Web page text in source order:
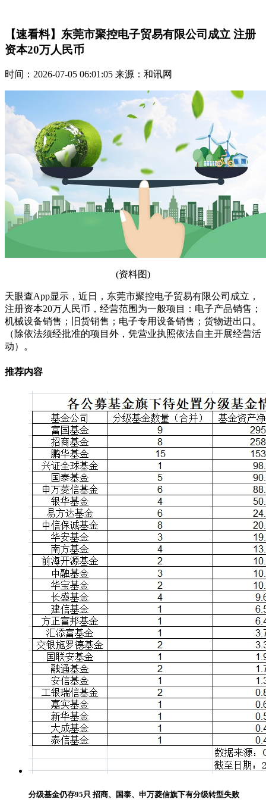
【速看料】东莞市聚控电子贸易有限公司成立 注册
资本20万人民币
时间：2026-07-05 06:01:05 来源：和讯网
(资料图)
天眼查App显示，近日，东莞市聚控电子贸易有限公司成立，
注册资本20万人民币，经营范围为一般项目：电子产品销售；
机械设备销售；旧货销售；电子专用设备销售；货物进出口。
（除依法须经批准的项目外，凭营业执照依法自主开展经营活
动）。
推荐内容
分级基金仍存95只 招商、国泰、申万菱信旗下有分级转型失败